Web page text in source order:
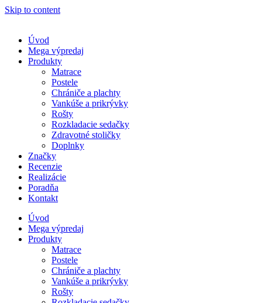
Skip to content
Úvod
Mega výpredaj
Produkty
Matrace
Postele
Chrániče a plachty
Vankúše a prikrývky
Rošty
Rozkladacie sedačky
Zdravotné stoličky
Doplnky
Značky
Recenzie
Realizácie
Poradňa
Kontakt
Úvod
Mega výpredaj
Produkty
Matrace
Postele
Chrániče a plachty
Vankúše a prikrývky
Rošty